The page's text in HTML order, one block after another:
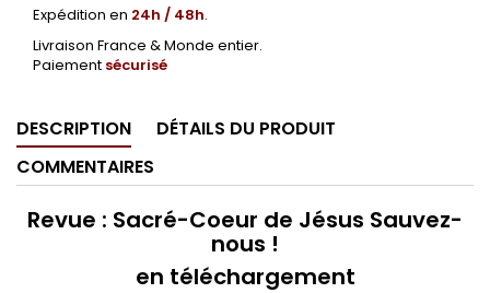
Expédition en 24h / 48h.
Livraison France & Monde entier.
Paiement sécurisé
DESCRIPTION
DÉTAILS DU PRODUIT
COMMENTAIRES
Revue : Sacré-Coeur de Jésus Sauvez-
nous !
en téléchargement